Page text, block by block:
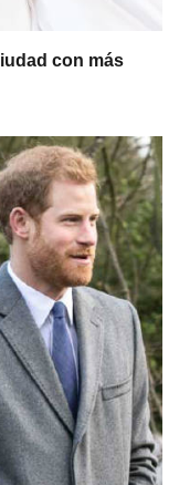
con más